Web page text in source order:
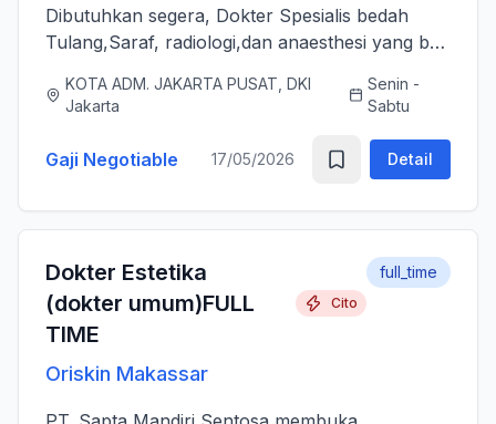
Dibutuhkan segera, Dokter Spesialis bedah
Tulang,Saraf, radiologi,dan anaesthesi yang bs
ramah dan berjiwa sosial. Bersedia bergabung
KOTA ADM. JAKARTA PUSAT, DKI
Jakarta
Senin -
Sabtu
Gaji Negotiable 17/05/2026 Detail
Dokter Estetika
(dokter umum)FULL
TIME
Cito
Oriskin Makassar
full_time